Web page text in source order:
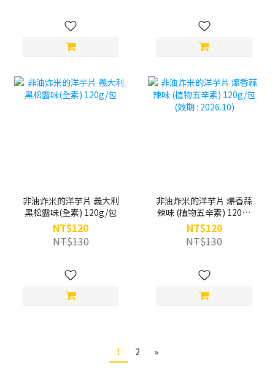
非油炸米的洋芋片 義大利
黑松露味(全素) 120g/包
NT$120
NT$130
非油炸米的洋芋片 爆香蒜
辣味 (植物五辛素) 120g/
包 (效期 : 2026.10)
NT$120
NT$130
1 2 »